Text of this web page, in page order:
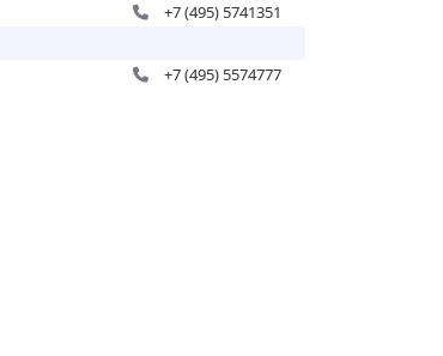
+7 (495) 5741351
+7 (495) 5574777